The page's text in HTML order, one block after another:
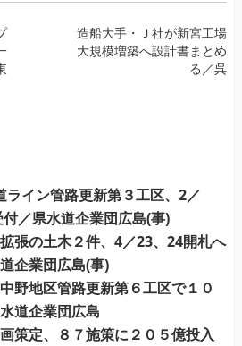
造船大手・Ｊ社が新宮工場
大規模増築へ設計書まとめ
る／呉
ライン管路更新第３工区、2／
／県水道企業団広島(事)
張の土木２件、4／23、24開札へ
企業団広島(事)
野地区管路更新第６工区で１０
道企業団広島
策定、８７施策に２０５億投入